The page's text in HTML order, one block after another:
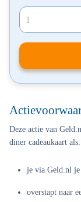
Deze actie van
diner cadeaukaart als:
je via Geld.nl je
overstapt naar